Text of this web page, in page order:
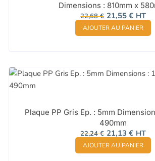
Dimensions : 810mm x
22,68€ Le
prix
initial
était :
21,55 €Le
prix
actuel
est :
HT
AJOUTER AU PANIER
Plaque PP Gris Ep. : 5mm
490mm
22,24€ Le
prix
initial
était :
21,13 €Le
prix
actuel
est :
HT
AJOUTER AU PANIER